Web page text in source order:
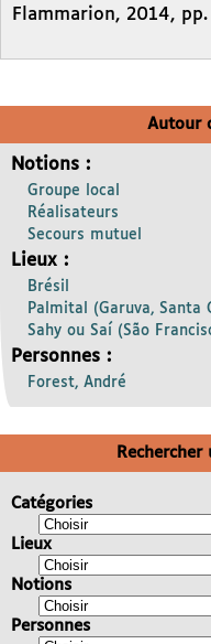
Flammarion, 2014,
Autour
Notions :
Groupe local
Réalisateurs
Secours mutuel
Lieux :
Brésil
Palmital (Garuva, Santa
Sahy ou Saí (São
Personnes :
Forest, André
Catégories
Lieux
Notions
Personnes